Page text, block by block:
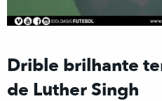
Drible brilhante
de Luther Singh